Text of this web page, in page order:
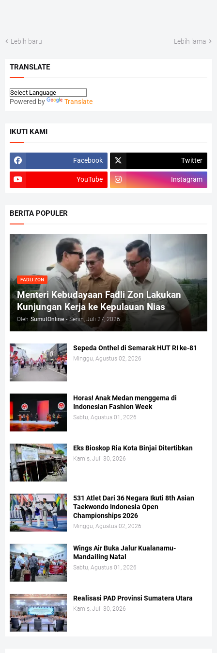
Lebih baru Lebih lama
TRANSLATE
Powered by Translate
IKUTI KAMI
Facebook Twitter
YouTube Instagram
BERITA POPULER
FADLI ZON
Menteri Kebudayaan Fadli Zon Lakukan
Kunjungan Kerja ke Kepulauan Nias
Oleh SumutOnline - Senin, Juli 27, 2026
Sepeda Onthel di Semarak HUT RI ke-81
Minggu, Agustus 02, 2026
Horas! Anak Medan menggema di
Indonesian Fashion Week
Sabtu, Agustus 01, 2026
Eks Bioskop Ria Kota Binjai Ditertibkan
Kamis, Juli 30, 2026
531 Atlet Dari 36 Negara Ikuti 8th Asian
Taekwondo Indonesia Open
Championships 2026
Minggu, Agustus 02, 2026
Wings Air Buka Jalur Kualanamu-
Mandailing Natal
Sabtu, Agustus 01, 2026
Realisasi PAD Provinsi Sumatera Utara
Kamis, Juli 30, 2026